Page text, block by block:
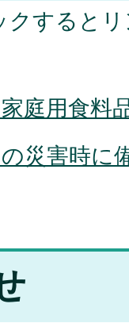
すると
庭用食料
の災害時